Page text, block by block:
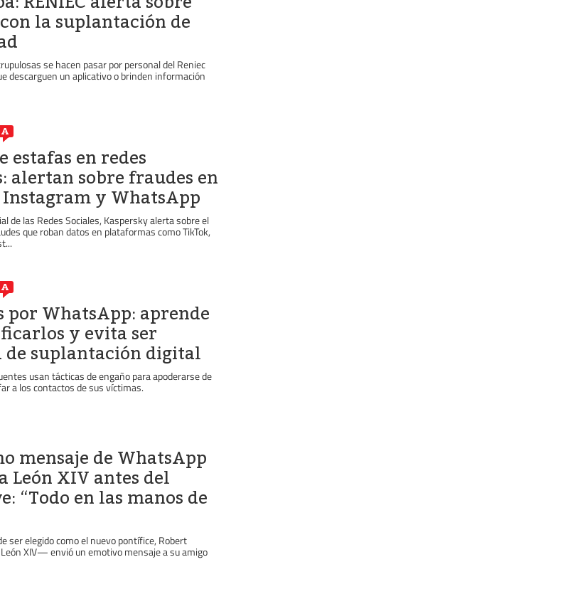
la suplantación de
se hacen pasar por personal del Reniec
descarguen un aplicativo o brinden información
estafas en redes
alertan sobre fraudes en
Instagram y WhatsApp
de las Redes Sociales, Kaspersky alerta sobre el
que roban datos en plataformas como TikTok,
por WhatsApp: aprende
y evita ser
suplantación digital
usan tácticas de engaño para apoderarse de
a los contactos de sus víctimas.
mensaje de WhatsApp
León XIV antes del
“Todo en las manos de
ser elegido como el nuevo pontífice, Robert
XIV— envió un emotivo mensaje a su amigo